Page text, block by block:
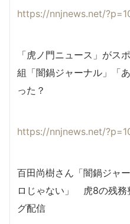
https://nnjnews.net/
「虎ノ門ニュース」が
組「闇鍋ジャーナル」「
った？
https://nnjnews.net/
百田尚樹さん「闇鍋ジャ
ロじゃない」 虎8の残務
グ配信